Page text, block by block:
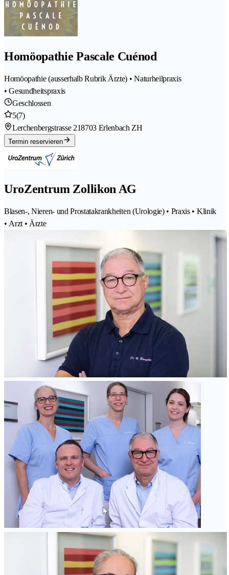
Homöopathie Pascale Cuénod
Homöopathie (ausserhalb Rubrik Ärzte) • Naturheilpraxis
• Gesundheitspraxis
Geschlossen
5(7)
Lerchenbergstrasse 218703 Erlenbach ZH
Termin reservieren
UroZentrum Zollikon AG
Blasen-, Nieren- und Prostatakrankheiten (Urologie) • Praxis • Klinik
• Arzt • Ärzte